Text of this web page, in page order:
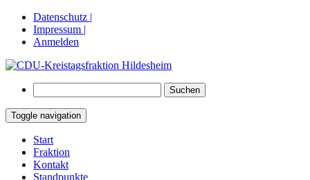
Datenschutz |
Impressum |
Anmelden
nach:
Toggle navigation
Springe
zum
Inhalt
Start
Fraktion
Kontakt
Standpunkte